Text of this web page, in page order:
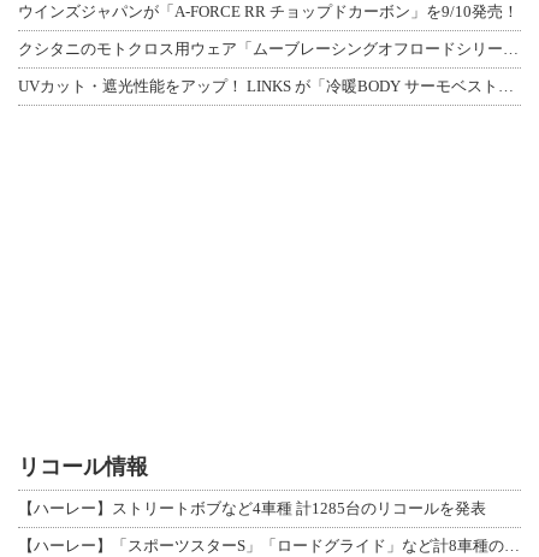
ウインズジャパンが「A-FORCE RR チョップドカーボン」を9/10発売！
リコール情報
【ハーレー】ストリートボブなど4車種 計1285台のリコールを発表